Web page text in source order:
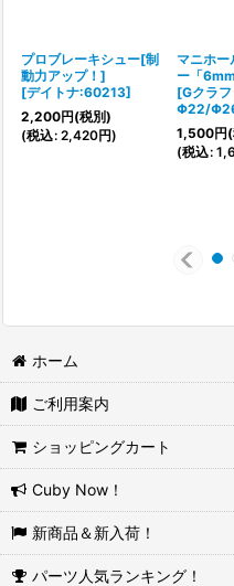
プロブレーキシュー[制
動力アップ！]
[デイトナ:60213]
2,200円(税別)
(税込: 2,420円)
マニホー
ー「6mm
[Gクラ
Φ22/
1,500円
(税込:
ホーム
ご利用案内
ショッピングカート
Cuby Now！
新商品＆新入荷！
パーツ人気ランキング！